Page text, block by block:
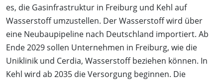
es, die Gasinfrastruktur in Freiburg und Kehl auf
Wasserstoff umzustellen. Der Wasserstoff wird über
eine Neubaupipeline nach Deutschland importiert. Ab
Ende 2029 sollen Unternehmen in Freiburg, wie die
Uniklinik und Cerdia, Wasserstoff beziehen können. In
Kehl wird ab 2035 die Versorgung beginnen. Die